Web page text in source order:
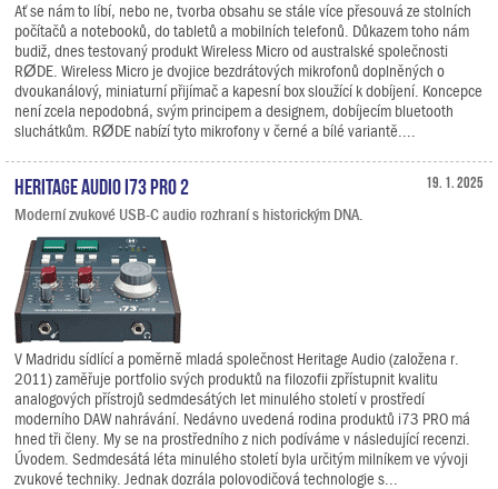
Ať se nám to líbí, nebo ne, tvorba obsahu se stále více přesouvá ze stolních
počítačů a notebooků, do tabletů a mobilních telefonů. Důkazem toho nám
budiž, dnes testovaný produkt Wireless Micro od australské společnosti
RØDE. Wireless Micro je dvojice bezdrátových mikrofonů doplněných o
dvoukanálový, miniaturní přijímač a kapesní box sloužící k dobíjení. Koncepce
není zcela nepodobná, svým principem a designem, dobíjecím bluetooth
sluchátkům. RØDE nabízí tyto mikrofony v černé a bílé variantě....
19. 1. 2025
Heritage Audio i73 PRO 2
Moderní zvukové USB-C audio rozhraní s historickým DNA.
V Madridu sídlící a poměrně mladá společnost Heritage Audio (založena r.
2011) zaměřuje portfolio svých produktů na filozofii zpřístupnit kvalitu
analogových přístrojů sedmdesátých let minulého století v prostředí
moderního DAW nahrávání. Nedávno uvedená rodina produktů i73 PRO má
hned tři členy. My se na prostředního z nich podíváme v následující recenzi.
Úvodem. Sedmdesátá léta minulého století byla určitým milníkem ve vývoji
zvukové techniky. Jednak dozrála polovodičová technologie s...